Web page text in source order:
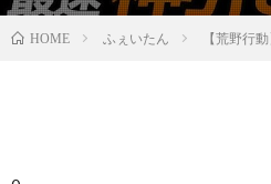
HOME ふぇいたん 【荒野行